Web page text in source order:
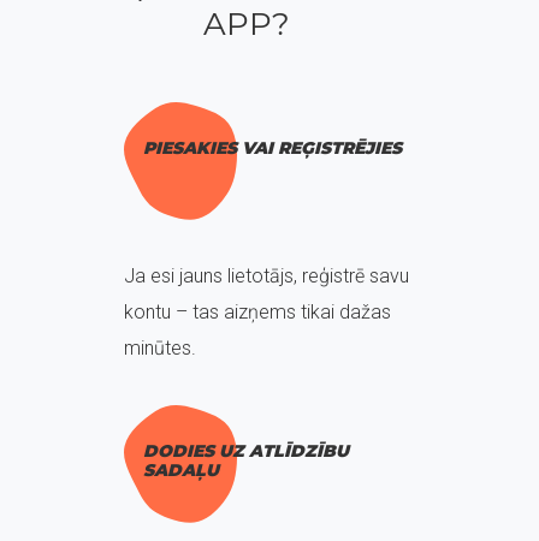
APP?
PIESAKIES VAI REĢISTRĒJIES
Ja esi jauns lietotājs, reģistrē savu
kontu – tas aizņems tikai dažas
minūtes.
DODIES UZ ATLĪDZĪBU
SADAĻU